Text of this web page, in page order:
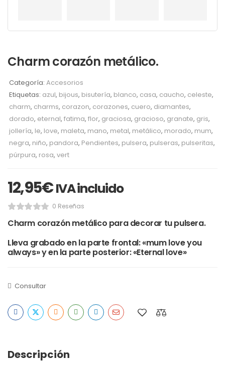
Charm corazón metálico.
Categoría: Accesorios
Etiquetas: azul, bijous, bisutería, blanco, casa, caucho, celeste,
charm, charms, corazon, corazones, cuero, diamantes,
dorado, eternal, fatima, flor, graciosa, gracioso, granate, gris,
jollería, le, love, maleta, mano, metal, metálico, morado, mum,
negra, niño, pandora, Pendientes, pulsera, pulseras, pulseritas,
púrpura, rosa, vert
12,95€ IVA incluido
0 Reseñas
Charm corazón metálico para decorar tu pulsera.
Lleva grabado en la parte frontal: «mum love you
always» y en la parte posterior: «Eternal love»
Consultar
Descripción